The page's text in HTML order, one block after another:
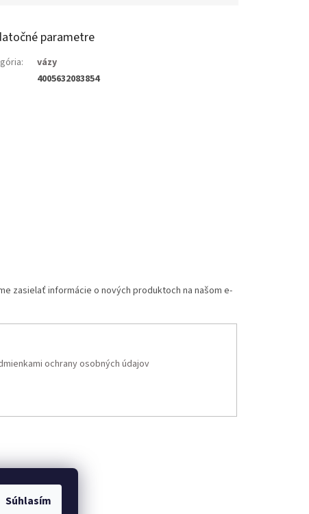
Súhlasím
parametre
:
vázy
4005632083854
zasielať informácie o nových produktoch na našom e-
ochrany osobných údajov